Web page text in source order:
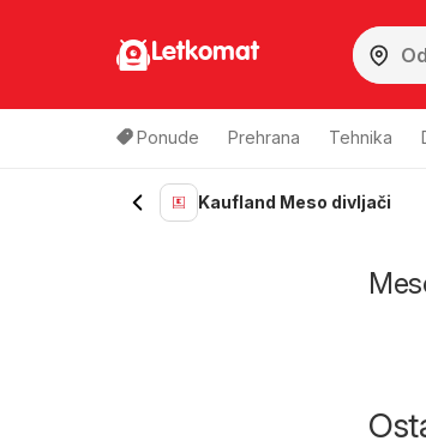
Letkomat
Ponude Prehrana Tehnika
Kaufland Meso divljači